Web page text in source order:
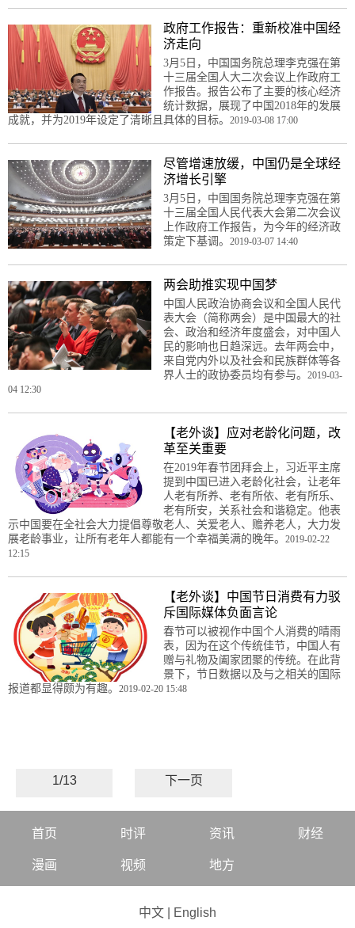
政府工作报告：重新校准中国经
济走向
3月5日，中国国务院总理李克强在第
十三届全国人大二次会议上作政府工
作报告。报告公布了主要的核心经济
统计数据，展现了中国2018年的发展
成就，并为2019年设定了清晰且具体的目标。 2019-03-08 17:00
尽管增速放缓，中国仍是全球经
济增长引擎
3月5日，中国国务院总理李克强在第
十三届全国人民代表大会第二次会议
上作政府工作报告，为今年的经济政
策定下基调。 2019-03-07 14:40
两会助推实现中国梦
中国人民政治协商会议和全国人民代
表大会（简称两会）是中国最大的社
会、政治和经济年度盛会，对中国人
民的影响也日趋深远。去年两会中，
来自党内外以及社会和民族群体等各
界人士的政协委员均有参与。 2019-03-
04 12:30
【老外谈】应对老龄化问题，改
革至关重要
在2019年春节团拜会上，习近平主席
提到中国已进入老龄化社会，让老年
人老有所养、老有所依、老有所乐、
老有所安，关系社会和谐稳定。他表
示中国要在全社会大力提倡尊敬老人、关爱老人、赡养老人，大力发
展老龄事业，让所有老年人都能有一个幸福美满的晚年。 2019-02-22
12:15
【老外谈】中国节日消费有力驳
斥国际媒体负面言论
春节可以被视作中国个人消费的晴雨
表，因为在这个传统佳节，中国人有
赠与礼物及阖家团聚的传统。在此背
景下，节日数据以及与之相关的国际
报道都显得颇为有趣。 2019-02-20 15:48
1/13 下一页
首页 时评 资讯 财经
漫画 视频 地方
中文 English